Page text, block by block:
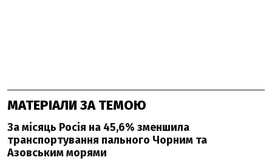
МАТЕРІАЛИ ЗА ТЕМОЮ
За місяць Росія на 45,6% зменшила
транспортування пального Чорним та
Азовським морями